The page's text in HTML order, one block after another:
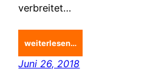
verbreitet…
weiterlesen…
Juni 26, 2018